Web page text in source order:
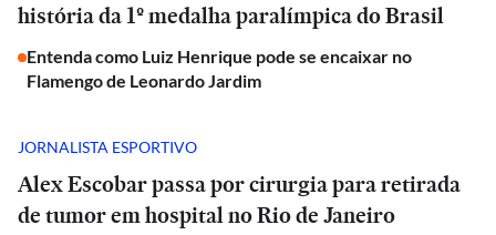
história da 1º medalha paralímpica do Brasil
Entenda como Luiz Henrique pode se encaixar no
Flamengo de Leonardo Jardim
JORNALISTA ESPORTIVO
Alex Escobar passa por cirurgia para retirada
de tumor em hospital no Rio de Janeiro